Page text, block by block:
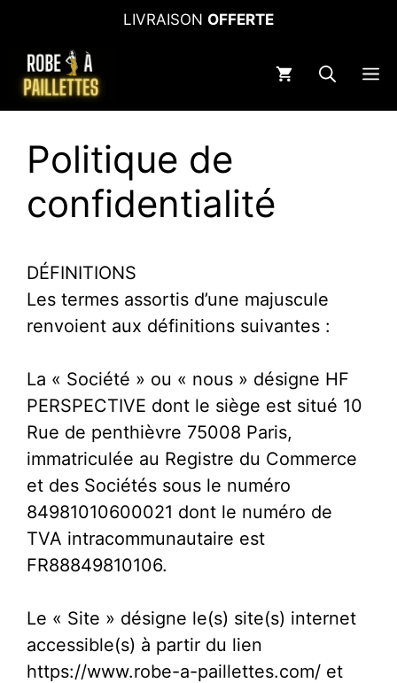
contenu
LIVRAISON OFFERTE
Politique de
confidentialité
DÉFINITIONS
Les termes assortis d’une majuscule
renvoient aux définitions suivantes :
La « Société » ou « nous » désigne HF
PERSPECTIVE dont le siège est situé 10
Rue de penthièvre 75008 Paris,
immatriculée au Registre du Commerce
et des Sociétés sous le numéro
84981010600021 dont le numéro de
TVA intracommunautaire est
FR88849810106.
Le « Site » désigne le(s) site(s) internet
accessible(s) à partir du lien
https://www.robe-a-paillettes.com/ et